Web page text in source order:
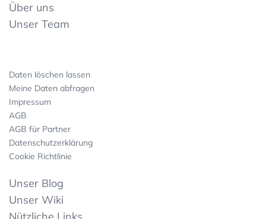
Über uns
Unser Team
Daten löschen lassen
Meine Daten abfragen
Impressum
AGB
AGB für Partner
Datenschutzerklärung
Cookie Richtlinie
Unser Blog
Unser Wiki